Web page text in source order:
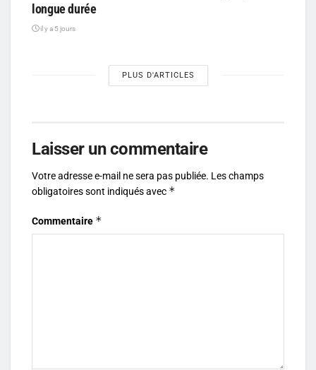
longue durée
il y a 5 jours
PLUS D'ARTICLES
Laisser un commentaire
Votre adresse e-mail ne sera pas publiée. Les champs
obligatoires sont indiqués avec *
Commentaire *